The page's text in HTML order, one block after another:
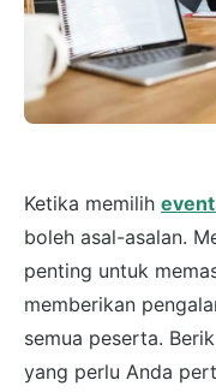
Ketika memilih
boleh asal-asalan.
penting untuk
memberikan
semua peserta.
yang perlu Anda